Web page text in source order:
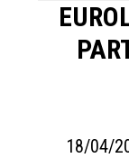
18/04/